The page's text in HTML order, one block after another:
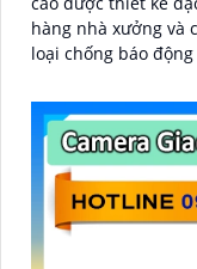
hàng nhà xưởng và các công
loại chống báo